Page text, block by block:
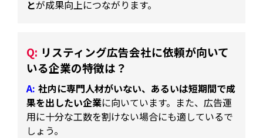
とが成果向上につながります。
リスティング広告会社に依頼が向いて
いる企業の特徴は？
社内に専門人材がいない、あるいは短期間で成
果を出したい企業に向いています。また、広告運
用に十分な工数を割けない場合にも適しているで
しょう。